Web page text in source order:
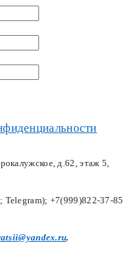
д.62, этаж 5,
+7(999)822-37-85
.